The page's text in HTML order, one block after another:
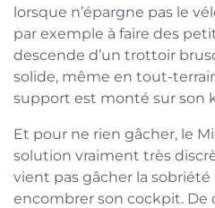
lorsque n’épargne pas le
par exemple à faire des
descende d’un trottoir
solide, même en tout-
support est monté sur son
Et pour ne rien gâcher, le
solution vraiment très
vient pas gâcher la
encombrer son cockpit. De